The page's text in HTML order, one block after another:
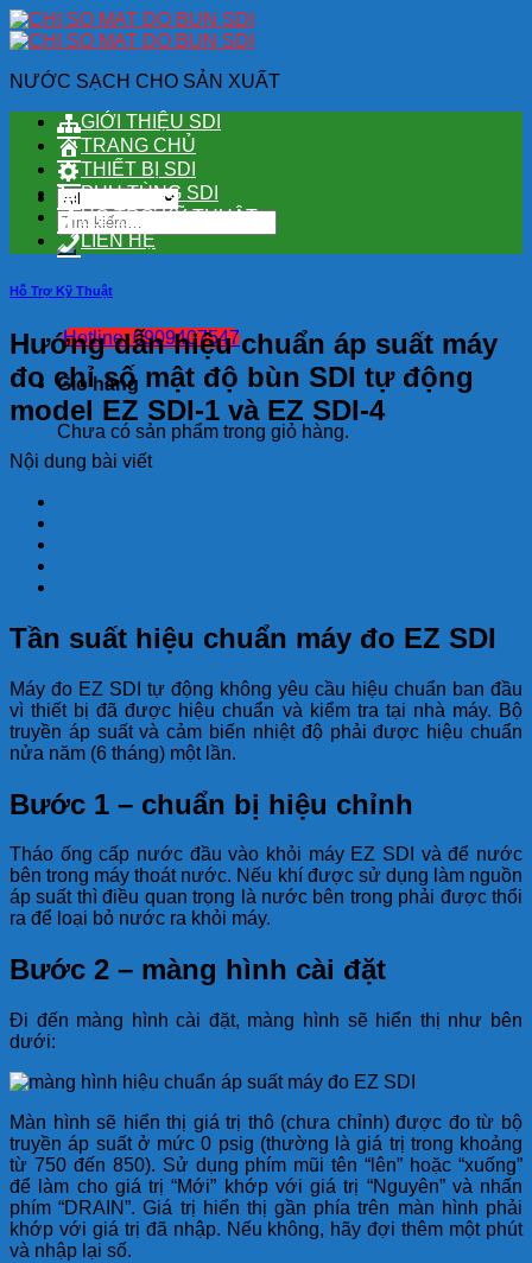
Skip
to
NƯỚC SẠCH CHO SẢN XUẤT
Tìm
kiếm:
Hotline: 0909407547
Giỏ hàng
Chưa có sản phẩm trong giỏ hàng.
GIỚI THIỆU SDI
TRANG CHỦ
THIẾT BỊ SDI
PHỤ TÙNG SDI
HỖ TRỢ KỸ THUẬT
LIÊN HỆ
Hỗ Trợ Kỹ Thuật
Hướng dẫn hiệu chuẩn áp suất máy
đo chỉ số mật độ bùn SDI tự động
model EZ SDI-1 và EZ SDI-4
Nội dung bài viết
Tần suất hiệu chuẩn máy đo EZ SDI
Máy đo EZ SDI tự động không yêu cầu hiệu chuẩn ban đầu
vì thiết bị đã được hiệu chuẩn và kiểm tra tại nhà máy. Bộ
truyền áp suất và cảm biến nhiệt độ phải được hiệu chuẩn
nửa năm (6 tháng) một lần.
Bước 1 – chuẩn bị hiệu chỉnh
Tháo ống cấp nước đầu vào khỏi máy EZ SDI và để nước
bên trong máy thoát nước. Nếu khí được sử dụng làm nguồn
áp suất thì điều quan trọng là nước bên trong phải được thổi
ra để loại bỏ nước ra khỏi máy.
Bước 2 – màng hình cài đặt
Đi đến màng hình cài đặt, màng hình sẽ hiển thị như bên
dưới:
Màn hình sẽ hiển thị giá trị thô (chưa chỉnh) được đo từ bộ
truyền áp suất ở mức 0 psig (thường là giá trị trong khoảng
từ 750 đến 850). Sử dụng phím mũi tên “lên” hoặc “xuống”
để làm cho giá trị “Mới” khớp với giá trị “Nguyên” và nhấn
phím “DRAIN”. Giá trị hiển thị gần phía trên màn hình phải
khớp với giá trị đã nhập. Nếu không, hãy đợi thêm một phút
và nhập lại số.